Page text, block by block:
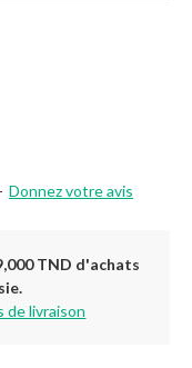
- Donnez votre avis
TND d'achats
de livraison